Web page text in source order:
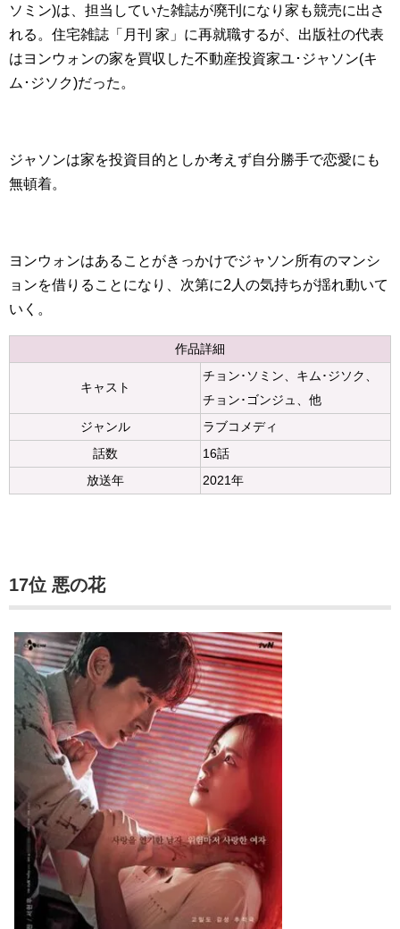
ソミン)は、担当していた雑誌が廃刊になり家も競売に出さ
れる。住宅雑誌「月刊 家」に再就職するが、出版社の代表
はヨンウォンの家を買収した不動産投資家ユ･ジャソン(キ
ム･ジソク)だった。
ジャソンは家を投資目的としか考えず自分勝手で恋愛にも
無頓着。
ヨンウォンはあることがきっかけでジャソン所有のマンシ
ョンを借りることになり、次第に2人の気持ちが揺れ動いて
いく。
作品詳細
キャスト
チョン･ソミン、キム･ジソク、
チョン･ゴンジュ、他
ジャンル
ラブコメディ
話数
16話
放送年
2021年
17位 悪の花